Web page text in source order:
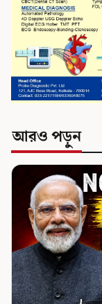
আরও পড়ুন